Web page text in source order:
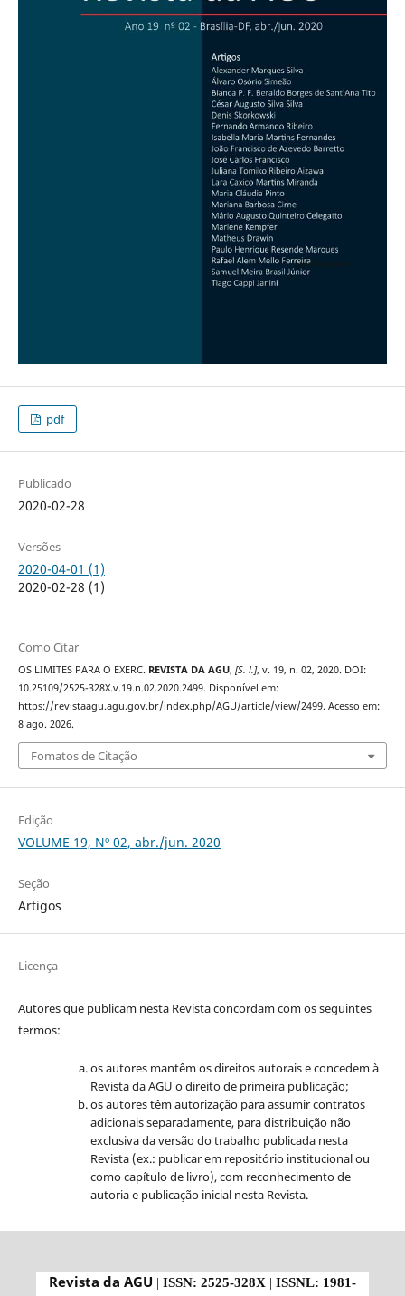
pdf
Publicado
2020-02-28
Versões
2020-04-01 (1)
2020-02-28 (1)
Como Citar
OS LIMITES PARA O EXERC. REVISTA DA AGU, [S. l.], v. 19, n. 02, 2020. DOI:
10.25109/2525-328X.v.19.n.02.2020.2499. Disponível em:
https://revistaagu.agu.gov.br/index.php/AGU/article/view/2499. Acesso em:
8 ago. 2026.
Fomatos de Citação
Edição
VOLUME 19, Nº 02, abr./jun. 2020
Seção
Artigos
Licença
Autores que publicam nesta Revista concordam com os seguintes
termos:
os autores mantêm os direitos autorais e concedem à
Revista da AGU o direito de primeira publicação;
os autores têm autorização para assumir contratos
adicionais separadamente, para distribuição não
exclusiva da versão do trabalho publicada nesta
Revista (ex.: publicar em repositório institucional ou
como capítulo de livro), com reconhecimento de
autoria e publicação inicial nesta Revista.
Revista da AGU | ISSN: 2525-328X | ISSNL: 1981-